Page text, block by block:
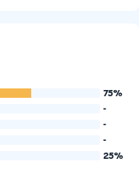
75%
-
-
-
25%